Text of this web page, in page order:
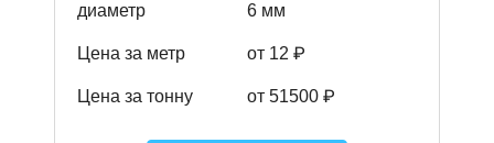
диаметр 6 мм
Цена за метр от 12 ₽
Цена за тонну от 51500 ₽